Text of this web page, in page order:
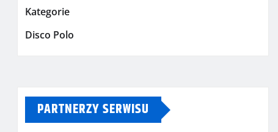
Kategorie
Disco Polo
PARTNERZY SERWISU